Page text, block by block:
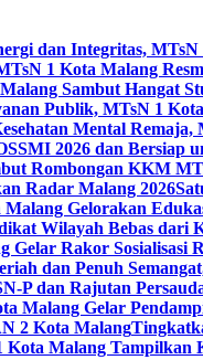
dan Integritas,
1 Kota Malang
Sambut Hangat
Publik, MTsN 1
Mental Remaja,
2026 dan Bersiap
Rombongan KKM
Radar Malang 2026
Gelorakan
Wilayah Bebas dari
Gelar Rakor Sosialisasi
dan Penuh
P dan Rajutan
Malang Gelar
2 Kota Malang
Kota Malang